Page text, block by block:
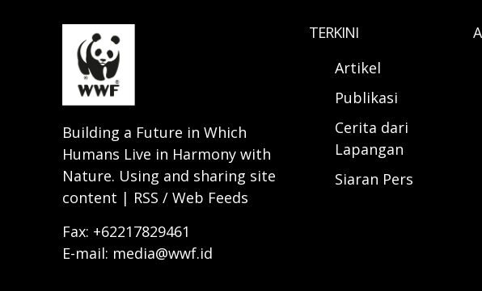
Building a Future in Which
Humans Live in Harmony with
Nature. Using and sharing site
content | RSS / Web Feeds
Fax: +62217829461
E-mail: media@wwf.id
TERKINI
Artikel
Publikasi
Cerita dari
Lapangan
Siaran Pers